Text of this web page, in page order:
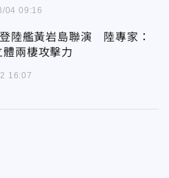
04 09:16
陸艦黃岩島聯演 陸專家：
體兩棲攻擊力
16:07